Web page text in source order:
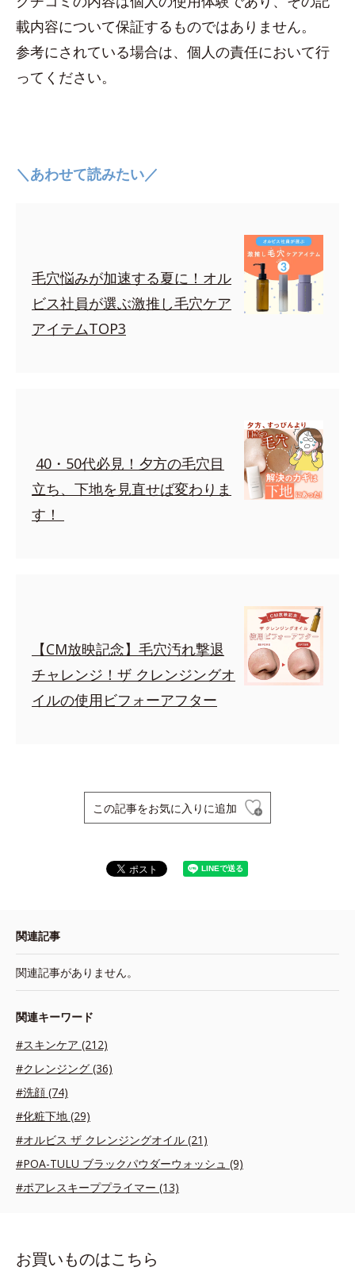
載内容について保証するものではありません。
参考にされている場合は、個人の責任において行
ってください。
＼あわせて読みたい／
毛穴悩みが加速する夏に！オル
ビス社員が選ぶ激推し毛穴ケア
アイテムTOP3
40・50代必見！夕方の毛穴目
立ち、下地を見直せば変わりま
す！
【CM放映記念】毛穴汚れ撃退
チャレンジ！ザ クレンジングオ
イルの使用ビフォーアフター
この記事をお気に入りに追加
関連記事
関連記事がありません。
関連キーワード
#スキンケア (212)
#クレンジング (36)
#洗顔 (74)
#化粧下地 (29)
#オルビス ザ クレンジングオイル (21)
#POA-TULU ブラックパウダーウォッシュ (9)
#ポアレスキーププライマー (13)
お買いものはこちら